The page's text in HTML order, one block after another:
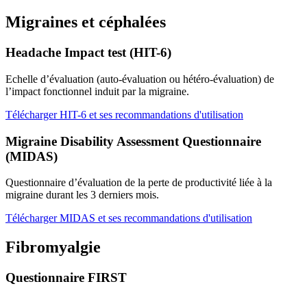
Migraines et céphalées
Headache Impact test (HIT-6)
Echelle d’évaluation (auto-évaluation ou hétéro-évaluation) de
l’impact fonctionnel induit par la migraine.
Télécharger HIT-6 et ses recommandations d'utilisation
Migraine Disability Assessment Questionnaire
(MIDAS)
Questionnaire d’évaluation de la perte de productivité liée à la
migraine durant les 3 derniers mois.
Télécharger MIDAS et ses recommandations d'utilisation
Fibromyalgie
Questionnaire FIRST